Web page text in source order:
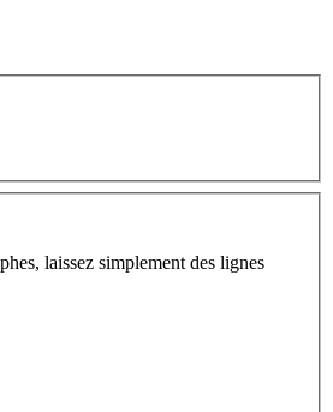
laissez simplement des lignes